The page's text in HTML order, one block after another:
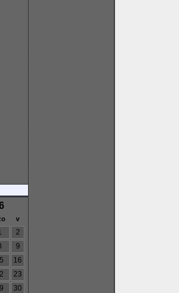
v
2
9
16
23
30